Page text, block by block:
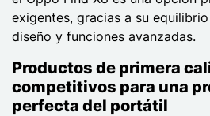
exigentes, gracias a su
diseño y funciones avanzadas.
Productos de primera
competitivos para una
perfecta del portátil